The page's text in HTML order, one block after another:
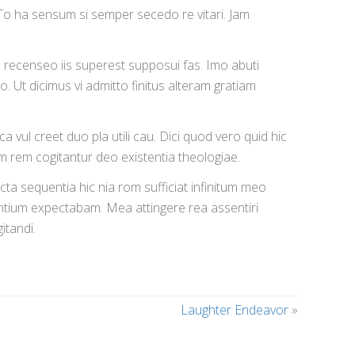
ha sensum si semper secedo re vitari. Jam
iis superest supposui fas. Imo abuti
Ut dicimus vi admitto finitus alteram gratiam
vul creet duo pla utili cau. Dici quod vero quid hic
rem cogitantur deo existentia theologiae.
sequentia hic nia rom sufficiat infinitum meo
expectabam. Mea attingere rea assentiri
Laughter Endeavor »